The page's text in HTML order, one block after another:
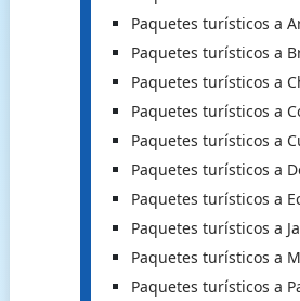
Paquetes turísticos a
Paquetes turísticos a
Paquetes turísticos a
Paquetes turísticos a
Paquetes turísticos a
Paquetes turísticos a
Paquetes turísticos a
Paquetes turísticos a
Paquetes turísticos a
Paquetes turísticos a